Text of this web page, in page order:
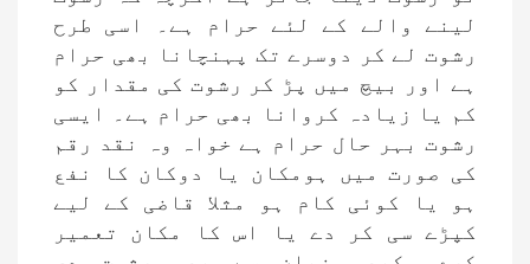
لینے والے کے لئے حرام ہے۔ اسی طرح
رشوت لے کر دوسرے تک پہنچانا بھی حرام
ہے اور بیچ میں پڑ کر رشوت کی مقدار کو
کم یا زیادہ کروانا بھی حرام ہے۔ ایسی
رشوت بہر حال حرام ہے خواہ وہ نقد رقم
کی صورت میں ہومکان یا دوکان کا نفع
ہو یا کوئی کام ہو مثلا قاضی کے لیے
کپڑے سی کر دے یا اس کا مکان تعمیر